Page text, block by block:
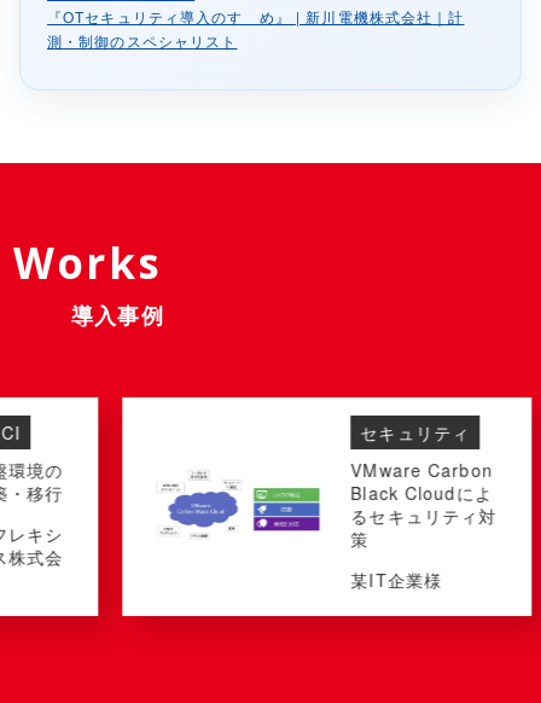
『OTセキュリティ導入のすゝめ』 | 新川電機株式会社｜計
測・制御のスペシャリスト
Works
導入事例
VMware Carbon
Black Cloudによ
るセキュリティ対
策